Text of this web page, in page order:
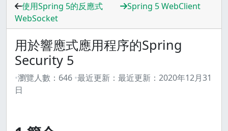
使用Spring 5的反應式
WebSocket
Spring 5 WebClient
用於響應式應用程序的Spring
Security 5
瀏覽人數： 646 最近更新： 最近更新： 2020年12月31
日